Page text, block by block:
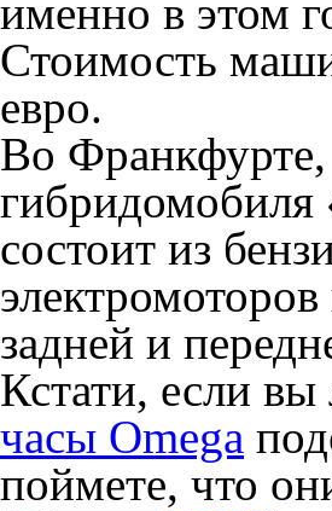
именно в этом
Стоимость
евро.
Во Франкфурте,
гибридомобиля
состоит из
задней и
Кстати, если вы
часы Omega
поймете, что